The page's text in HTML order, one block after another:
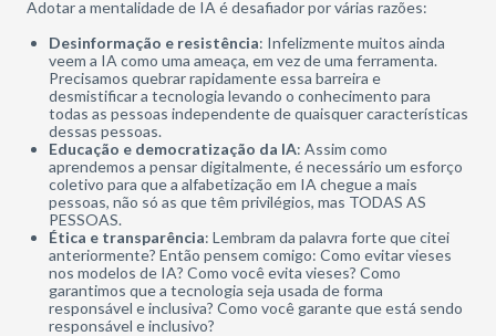
Adotar a mentalidade de IA é desafiador por várias razões:
Desinformação e resistência: Infelizmente muitos ainda
veem a IA como uma ameaça, em vez de uma ferramenta.
Precisamos quebrar rapidamente essa barreira e
desmistificar a tecnologia levando o conhecimento para
todas as pessoas independente de quaisquer características
dessas pessoas.
Educação e democratização da IA: Assim como
aprendemos a pensar digitalmente, é necessário um esforço
coletivo para que a alfabetização em IA chegue a mais
pessoas, não só as que têm privilégios, mas TODAS AS
PESSOAS.
Ética e transparência: Lembram da palavra forte que citei
anteriormente? Então pensem comigo: Como evitar vieses
nos modelos de IA? Como você evita vieses? Como
garantimos que a tecnologia seja usada de forma
responsável e inclusiva? Como você garante que está sendo
responsável e inclusivo?